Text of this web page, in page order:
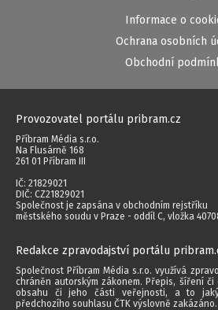
Informace o
Ochrana osobních
Obchodní
Provozovatel portálu pribram.cz
Příbram Média s.r.o.
Na Flusárně 168
261 01 Příbram III
IČ: 21829021
DIČ: CZ21829021
Společnost je zapsána v obchodním rejstříku
městského soudu v Praze - oddíl C, vložka
Redakce zpravodajství portálu
Společnost Příbram Média s.r.o. využívá
chráněn autorským zákonem. Přepis, šíření
obsahu či jeho části veřejnosti, a to
předchozího souhlasu ČTK výslovně zakázáno.